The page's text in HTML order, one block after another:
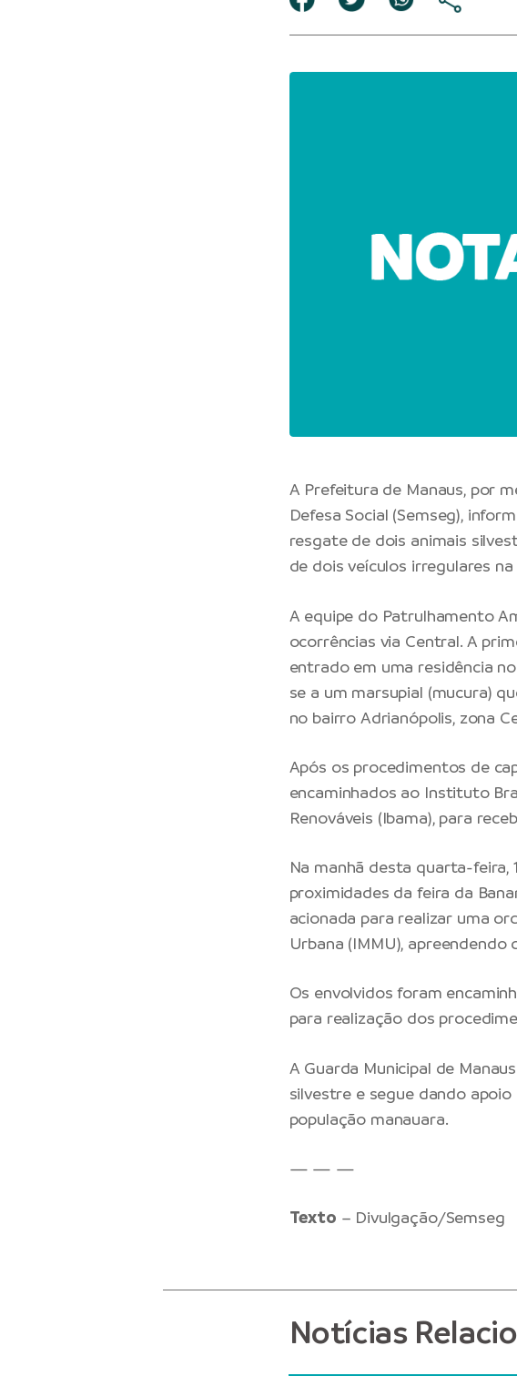
A Prefeitura de Manaus, por
Defesa Social (Semseg),
resgate de dois animais
de dois veículos irregulares
A equipe do Patrulhamento
ocorrências via Central. A
entrado em uma residência
se a um marsupial (mucura)
no bairro Adrianópolis, zona
Após os procedimentos de
encaminhados ao Instituto
Renováveis (Ibama), para
Na manhã desta quarta-
proximidades da feira da
acionada para realizar uma
Urbana (IMMU),
Os envolvidos foram
para realização dos
A Guarda Municipal de
silvestre e segue dando
população manauara.
— — —
Texto – Divulgação/Semseg
Notícias